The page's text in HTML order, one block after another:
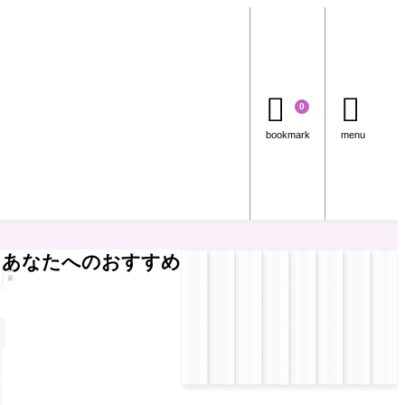
 0
bookmark

menu
検
索
あなたへのおすすめ